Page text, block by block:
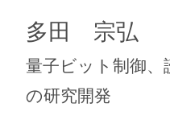
多田 宗弘
量子ビット制御、
の研究開発